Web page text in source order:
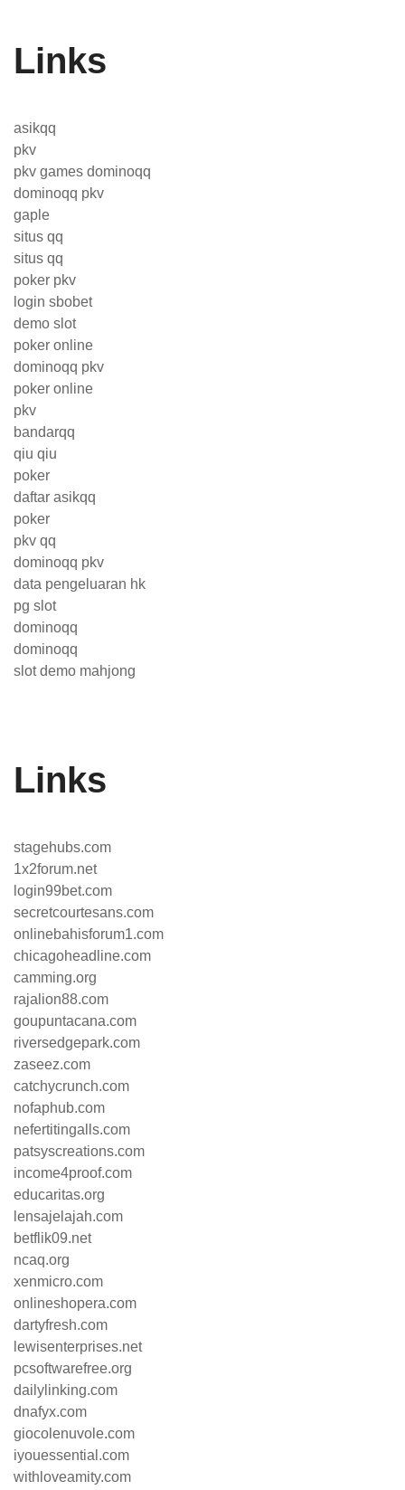
Links
asikqq
pkv
pkv games dominoqq
dominoqq pkv
gaple
situs qq
situs qq
poker pkv
login sbobet
demo slot
poker online
dominoqq pkv
poker online
pkv
bandarqq
qiu qiu
poker
daftar asikqq
poker
pkv qq
dominoqq pkv
data pengeluaran hk
pg slot
dominoqq
dominoqq
slot demo mahjong
Links
stagehubs.com
1x2forum.net
login99bet.com
secretcourtesans.com
onlinebahisforum1.com
chicagoheadline.com
camming.org
rajalion88.com
goupuntacana.com
riversedgepark.com
zaseez.com
catchycrunch.com
nofaphub.com
nefertitingalls.com
patsyscreations.com
income4proof.com
educaritas.org
lensajelajah.com
betflik09.net
ncaq.org
xenmicro.com
onlineshopera.com
dartyfresh.com
lewisenterprises.net
pcsoftwarefree.org
dailylinking.com
dnafyx.com
giocolenuvole.com
iyouessential.com
withloveamity.com